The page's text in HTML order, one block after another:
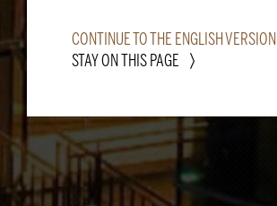
CONTINUE TO THE ENGLISH VERSION
STAY ON THIS PAGE